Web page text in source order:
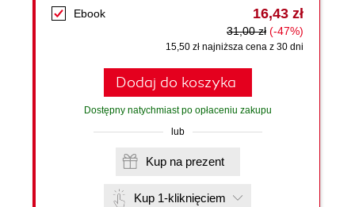
Ebook 16,43 zł
31,00 zł (-47%)
15,50 zł najniższa cena z 30 dni
Dodaj do koszyka
Dostępny natychmiast po opłaceniu zakupu
lub
Kup na prezent
Kup 1-kliknięciem